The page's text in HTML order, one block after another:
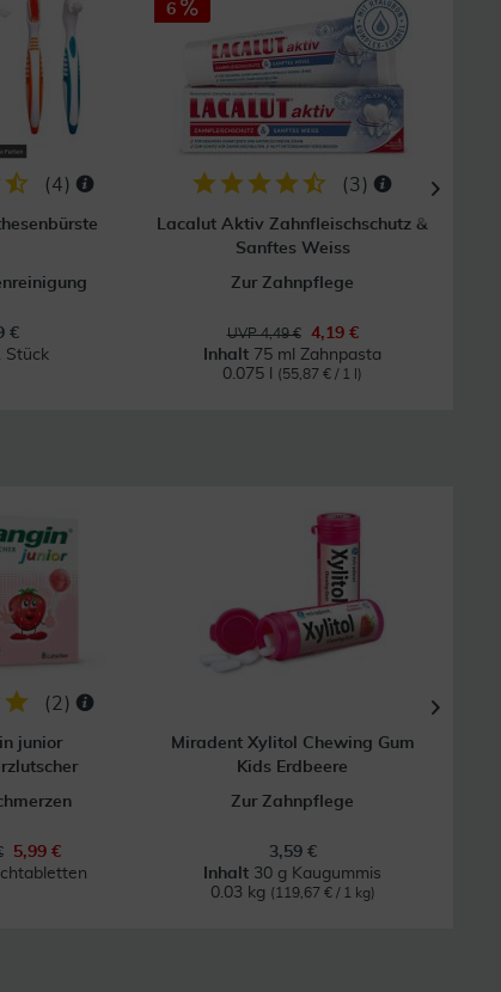
(4)
€
Stück
6
(3)
Lacalut Aktiv Zahnfleischschutz &
Sanftes Weiss
Zur Zahnpflege
UVP 4,49 €
4,19 €
Inhalt 75 ml Zahnpasta
0.075 l
(55,87 € / 1 l)
(2 )
junior
5,99 €
Miradent Xylitol Chewing Gum
Kids Erdbeere
Zur Zahnpflege
3,59 €
Inhalt 30 g Kaugummis
0.03 kg (119,67 € / 1 kg)